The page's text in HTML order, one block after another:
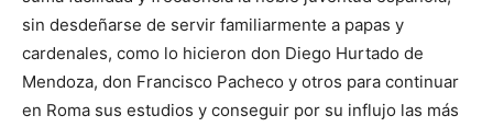
sin desdeñarse de servir familiarmente a papas y
cardenales, como lo hicieron don Diego Hurtado de
Mendoza, don Francisco Pacheco y otros para continuar
en Roma sus estudios y conseguir por su influjo las más